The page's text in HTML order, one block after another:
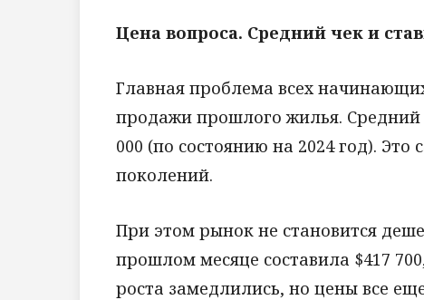
Цена вопроса. Средний чек и
Главная проблема всех
продажи прошлого жилья. Средний
000 (по состоянию на 2024 год).
поколений.
При этом рынок не становится
прошлом месяце составила $417
роста замедлились, но цены все